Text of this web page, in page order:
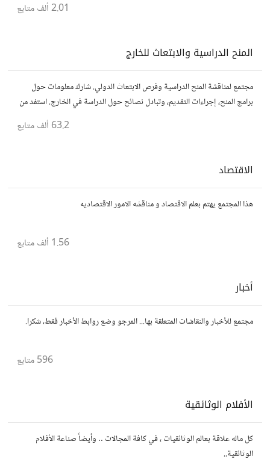
2.01 ألف متابع
المنح الدراسية والابتعاث للخارج
مجتمع لمناقشة المنح الدراسية وفرص الابتعاث الدولي. شارك معلومات حول
برامج المنح، إجراءات التقديم، وتبادل نصائح حول الدراسة في الخارج. استفد من
63.2 ألف متابع
الاقتصاد
هذا المجتمع يهتم بعلم الاقتصاد و مناقشه الامور الاقتصاديه
1.56 ألف متابع
أخبار
مجتمع للأخبار والنقاشات المتعلقة بها... المرجو وضع روابط الأخبار فقط، شكرا.
596متابع
الأفلام الوثائقية
كل ماله علاقة بعالم الوثائقيات ، في كافة المجالات .. وأيضاً صناعة الأفلام
الوثائقية..